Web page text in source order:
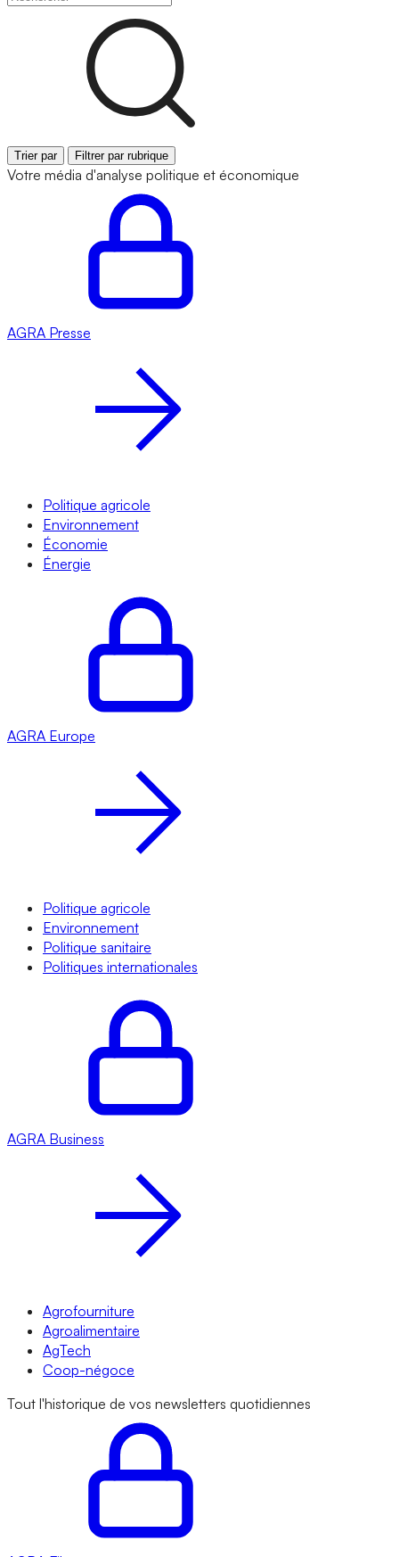
Trier par Filtrer par rubrique
Votre média d'analyse politique et économique
AGRA Presse
Politique agricole
Environnement
Économie
Énergie
AGRA Europe
Politique agricole
Environnement
Politique sanitaire
Politiques internationales
AGRA Business
Agrofourniture
Agroalimentaire
AgTech
Coop-négoce
Tout l'historique de vos newsletters quotidiennes